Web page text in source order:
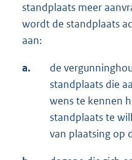
standplaats meer
wordt de standplaats
aan:
a.
de
standplaats die
wens te kennen
standplaats te
van plaatsing op